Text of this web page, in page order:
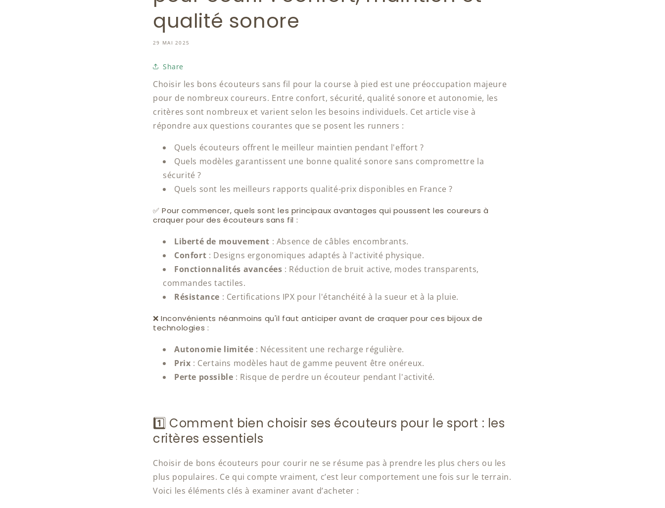
qualité sonore
29 MAI 2025
Share
Choisir les bons écouteurs sans fil pour la course à pied est une préoccupation majeure
pour de nombreux coureurs. Entre confort, sécurité, qualité sonore et autonomie, les
critères sont nombreux et varient selon les besoins individuels. Cet article vise à
répondre aux questions courantes que se posent les runners :
Quels écouteurs offrent le meilleur maintien pendant l'effort ?
Quels modèles garantissent une bonne qualité sonore sans compromettre la
sécurité ?
Quels sont les meilleurs rapports qualité-prix disponibles en France ?
✅ Pour commencer, quels sont les principaux avantages qui poussent les coureurs à
craquer pour des écouteurs sans fil :
Liberté de mouvement : Absence de câbles encombrants.
Confort : Designs ergonomiques adaptés à l'activité physique.
Fonctionnalités avancées : Réduction de bruit active, modes transparents,
commandes tactiles.
Résistance : Certifications IPX pour l'étanchéité à la sueur et à la pluie.
❌ Inconvénients néanmoins qu'il faut anticiper avant de craquer pour ces bijoux de
technologies :
Autonomie limitée : Nécessitent une recharge régulière.
Prix : Certains modèles haut de gamme peuvent être onéreux.
Perte possible : Risque de perdre un écouteur pendant l'activité.
1️⃣ Comment bien choisir ses écouteurs pour le sport : les
critères essentiels
Choisir de bons écouteurs pour courir ne se résume pas à prendre les plus chers ou les
plus populaires. Ce qui compte vraiment, c’est leur comportement une fois sur le terrain.
Voici les éléments clés à examiner avant d’acheter :